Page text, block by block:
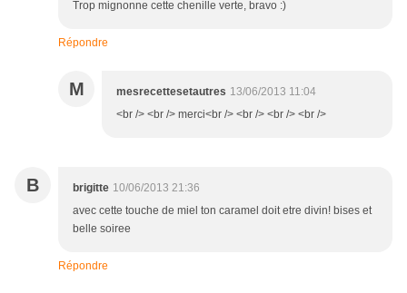
Trop mignonne cette chenille verte, bravo :)
Répondre
M mesrecettesetautres 13/06/2013 11:04
<br /> <br /> merci<br /> <br /> <br /> <br />
B brigitte 10/06/2013 21:36
avec cette touche de miel ton caramel doit etre divin! bises et
belle soiree
Répondre